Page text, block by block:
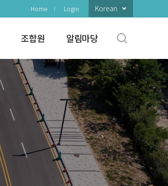
Home Login Korean
조합원 알림마당